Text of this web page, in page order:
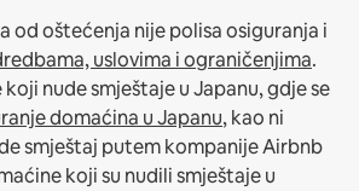
od oštećenja nije polisa osiguranja i
uslovima i ograničenjima.
nude smještaje u Japanu, gdje se
domaćina u Japanu, kao ni
smještaj putem kompanije Airbnb
koji su nudili smještaje u